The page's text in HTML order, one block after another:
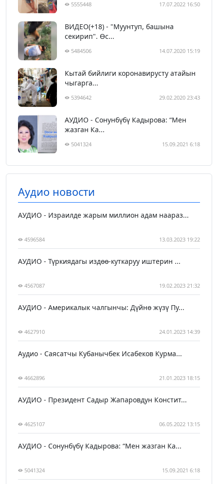
5555448 17.07.2022 16:50
ВИДЕО(+18) - "Муунтуп, башына
секирип". Өс...
5484506 14.07.2020 15:19
Кытай бийлиги коронавирусту атайын
чыгарга...
5394642 29.02.2020 23:43
АУДИО - Сонунбүбү Кадырова: “Мен
жазган Ка...
5041324 15.09.2021 6:18
Аудио новости
АУДИО - Израилде жарым миллион адам наараз...
4596584 13.03.2023 19:22
АУДИО - Түркиядагы издөө-куткаруу иштерин ...
4567087 19.02.2023 21:32
АУДИО - Америкалык чалгынчы: Дүйнө жүзү Пу...
4627910 24.01.2023 14:39
Аудио - Саясатчы Кубанычбек Исабеков Курма...
4662896 21.01.2023 18:15
АУДИО - Президент Садыр Жапаровдун Констит...
4625107 06.05.2022 13:15
АУДИО - Сонунбүбү Кадырова: “Мен жазган Ка...
5041324 15.09.2021 6:18